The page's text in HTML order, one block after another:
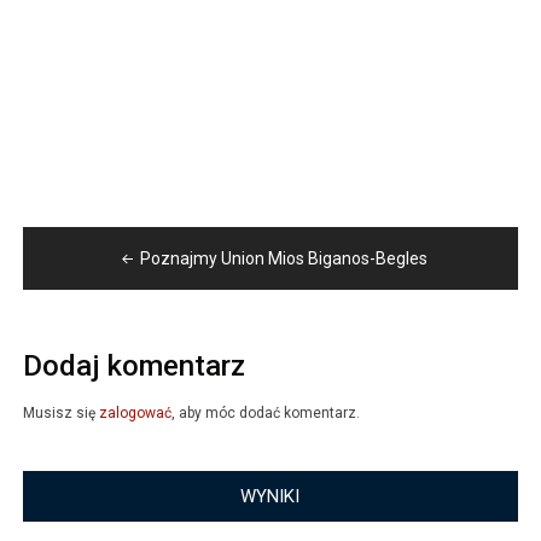
Nawigacja
wpisu
Poznajmy Union Mios Biganos-Begles
Dodaj komentarz
Musisz się zalogować, aby móc dodać komentarz.
WYNIKI